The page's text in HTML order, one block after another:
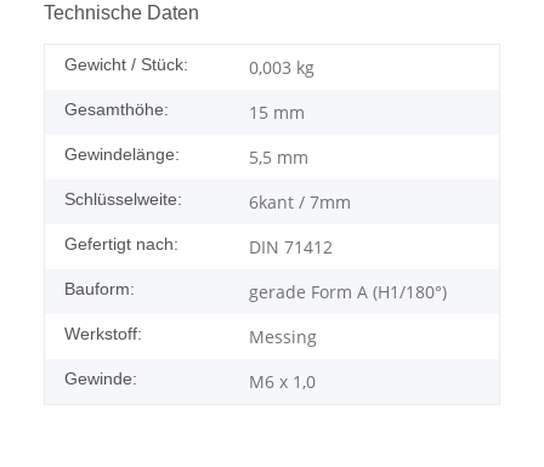
Technische Daten
Gewicht / Stück: 0,003 kg
Gesamthöhe: 15 mm
Gewindelänge: 5,5 mm
Schlüsselweite: 6kant / 7mm
Gefertigt nach: DIN 71412
Bauform: gerade Form A (H1/180°)
Werkstoff: Messing
Gewinde: M6 x 1,0